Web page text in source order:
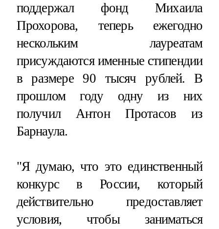
поддержал фонд Михаила
Прохорова, теперь ежегодно
нескольким лауреатам
присуждаются именные стипендии
в размере 90 тысяч рублей. В
прошлом году одну из них
получил Антон Протасов из
Барнаула.
"Я думаю, что это единственный
конкурс в России, который
действительно предоставляет
условия, чтобы заниматься